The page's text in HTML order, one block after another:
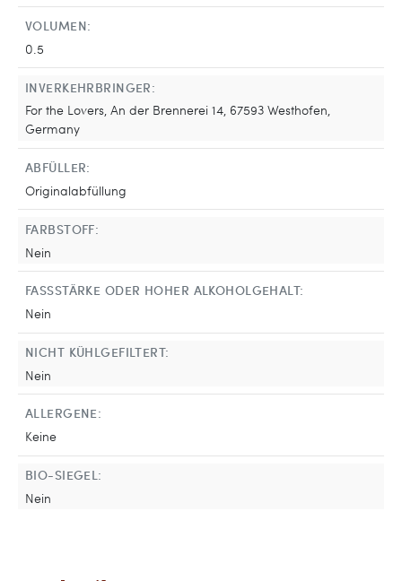
VOLUMEN:
0.5
INVERKEHRBRINGER:
For the Lovers, An der Brennerei 14, 67593 Westhofen,
Germany
ABFÜLLER:
Originalabfüllung
FARBSTOFF:
Nein
FASSSTÄRKE ODER HOHER ALKOHOLGEHALT:
Nein
NICHT KÜHLGEFILTERT:
Nein
ALLERGENE:
Keine
BIO-SIEGEL:
Nein